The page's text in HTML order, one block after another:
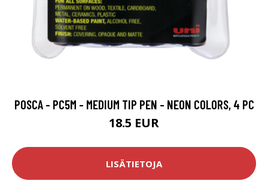
POSCA - PC5M - MEDIUM TIP PEN - NEON COLORS, 4 PC
18.5 EUR
LISÄTIETOJA